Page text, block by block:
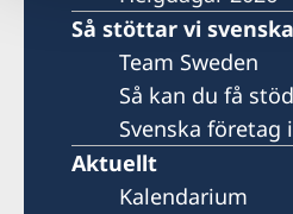
Så stöttar vi
Team Sweden
Så kan du få stöd
Svenska
Aktuellt
Kalendarium